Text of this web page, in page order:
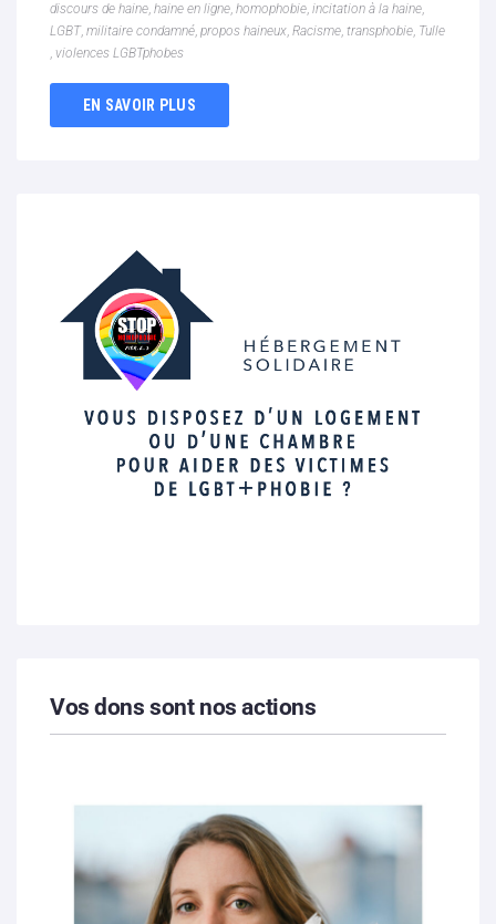
discours de haine, haine en ligne, homophobie, incitation à la haine,
LGBT, militaire condamné, propos haineux, Racisme, transphobie, Tulle
, violences LGBTphobes
EN SAVOIR PLUS
Vos dons sont nos actions